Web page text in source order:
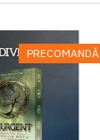
PRECOMANDĂ